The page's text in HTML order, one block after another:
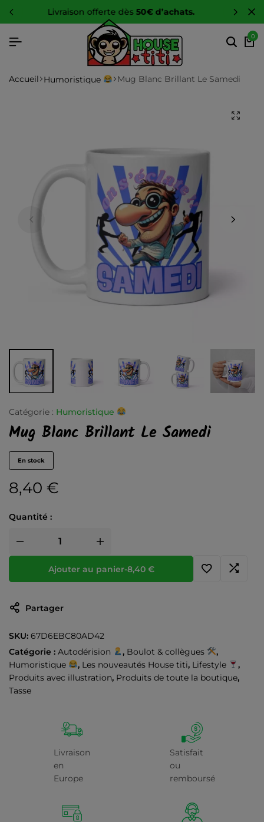
-10 %sur toute la boutique
0
Accueil Humoristique Mug Blanc Brillant Le Samedi
Catégorie : Humoristique
Mug Blanc Brillant Le Samedi
En stock
8,40 €
Quantité :
Ajouter au panier-8,40 €
Partager
SKU: 67D6EBC80AD42
Catégorie : Autodérision , Boulot & collègues
,
Humoristique
, Les nouveautés House titi, Lifestyle
,
Produits avec illustration, Produits de toute la boutique,
Tasse
Livraison
en
Europe
Satisfait
ou
remboursé